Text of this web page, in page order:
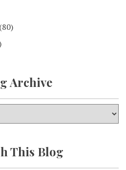
(80)
Archive
This Blog